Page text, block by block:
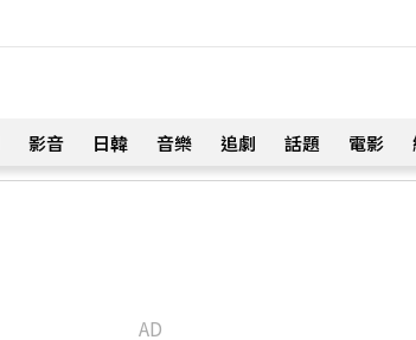
影音 日韓 音樂 追劇 話題 電影